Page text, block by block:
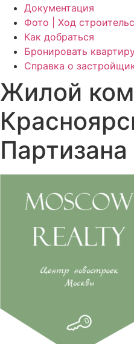
Документация
Фото | Ход
Как добраться
Бронировать
Справка о
Жилой